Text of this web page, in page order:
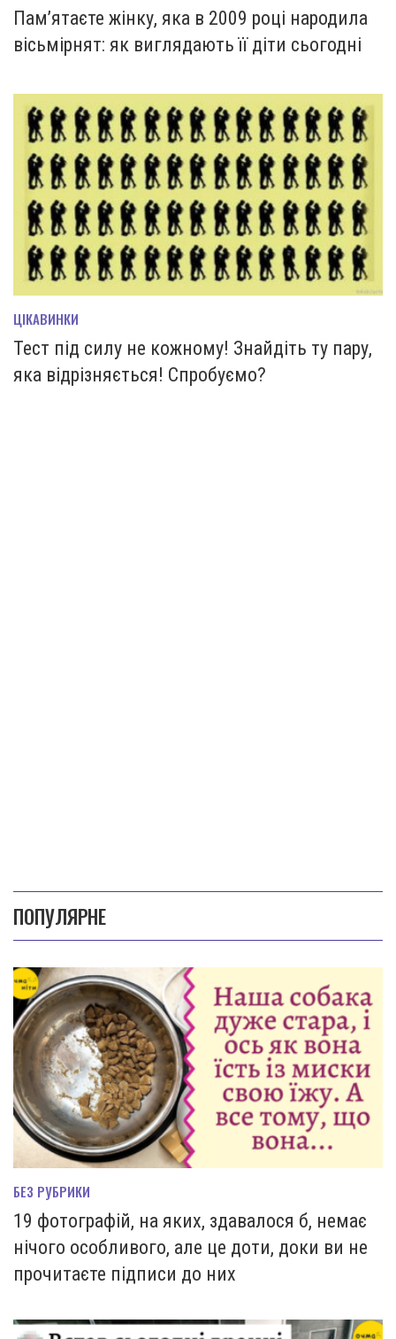
Пам’ятаєте жінку, яка в 2009 році народила
вісьмірнят: як виглядають її діти сьогодні
ЦІКАВИНКИ
Тест під силу не кожному! Знайдіть ту пару,
яка відрізняється! Спробуємо?
ПОПУЛЯРНЕ
БЕЗ РУБРИКИ
19 фотографій, на яких, здавалося б, немає
нічого особливого, але це доти, доки ви не
прочитаєте підписи до них